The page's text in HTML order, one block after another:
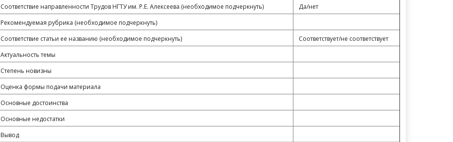
Соответствие направленности Трудов НГТУ им. Р.Е. Алексеева (необходимое подчеркнуть)
Да/нет
Рекомендуемая рубрика (необходимое подчеркнуть)
Соответствие статьи ее названию (необходимое подчеркнуть)
Соответствует/не соответствует
Актуальность темы
Степень новизны
Оценка формы подачи материала
Основные достоинства
Основные недостатки
Вывод